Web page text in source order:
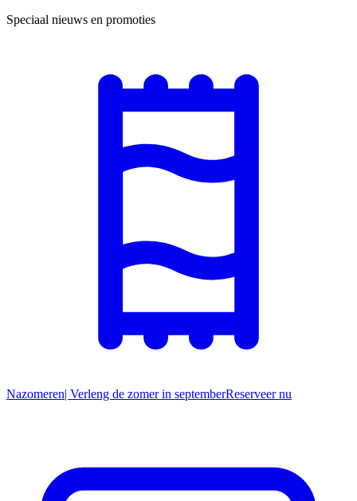
Speciaal nieuws en promoties
Nazomeren| Verleng de zomer in septemberReserveer nu